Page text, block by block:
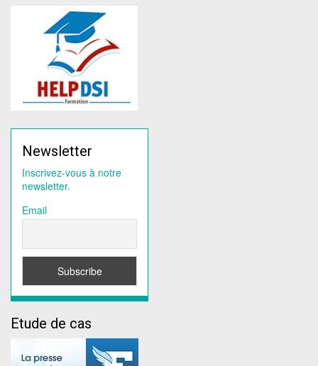
Newsletter
Inscrivez-vous à notre
newsletter.
Email
Etude de cas